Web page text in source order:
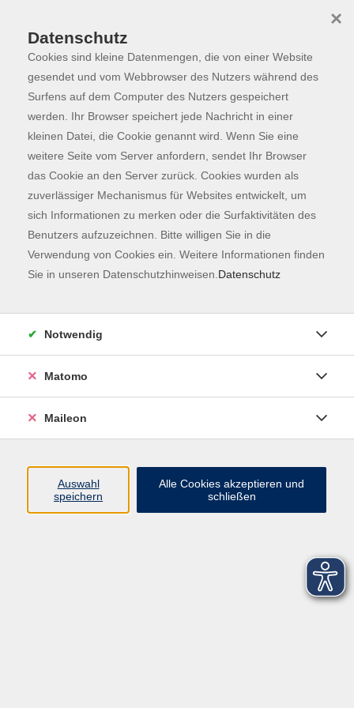
Skip to main content
Programm
Der Kurs konnte nicht gefunden werden.
Kontaktformular
Impressum
AGB
Datenschutzerklärung
Datenschutz
Cookies sind kleine Datenmengen, die von einer Website
gesendet und vom Webbrowser des Nutzers während des
Surfens auf dem Computer des Nutzers gespeichert
werden. Ihr Browser speichert jede Nachricht in einer
kleinen Datei, die Cookie genannt wird. Wenn Sie eine
weitere Seite vom Server anfordern, sendet Ihr Browser
das Cookie an den Server zurück. Cookies wurden als
zuverlässiger Mechanismus für Websites entwickelt, um
sich Informationen zu merken oder die Surfaktivitäten des
Benutzers aufzuzeichnen. Bitte willigen Sie in die
Verwendung von Cookies ein. Weitere Informationen finden
Sie in unseren Datenschutzhinweisen. Datenschutz
×
Notwendig
Matomo
Maileon
Auswahl
speichern
Alle Cookies akzeptieren und
schließen